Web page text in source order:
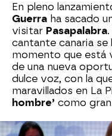
En pleno
Guerra ha sacado
visitar Pasapalabra
cantante canaria se
momento que está
de una nueva
dulce voz, con la
maravillados en La
hombre’ como